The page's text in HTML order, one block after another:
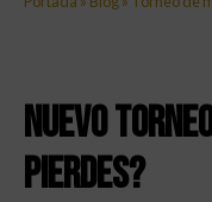
Nuevo
pierdes?